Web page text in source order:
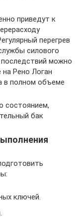
приведут к
перегрев
силового
последствий можно
Рено Логан
в полном объеме
состоянием,
бак
ключей.